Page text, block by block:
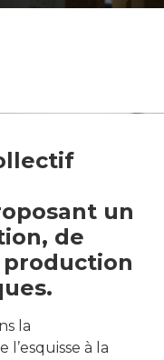
un
de
la
l’esquisse à la